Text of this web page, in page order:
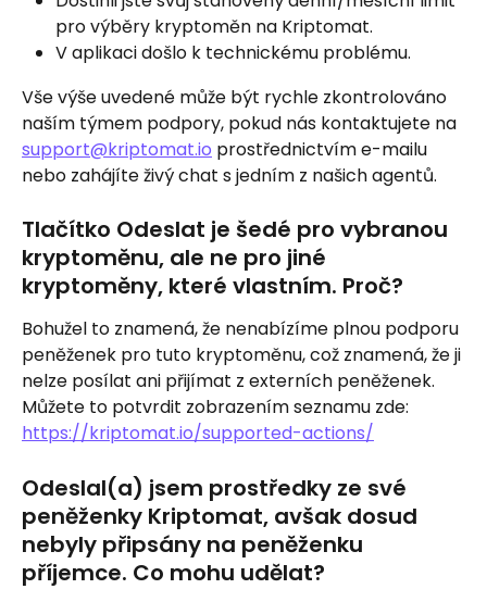
pro výběry kryptoměn na Kriptomat.
V aplikaci došlo k technickému problému.
Vše výše uvedené může být rychle zkontrolováno
naším týmem podpory, pokud nás kontaktujete na
support@kriptomat.io prostřednictvím e-mailu
nebo zahájíte živý chat s jedním z našich agentů.
Tlačítko Odeslat je šedé pro vybranou
kryptoměnu, ale ne pro jiné
kryptoměny, které vlastním. Proč?
Bohužel to znamená, že nenabízíme plnou podporu
peněženek pro tuto kryptoměnu, což znamená, že ji
nelze posílat ani přijímat z externích peněženek.
Můžete to potvrdit zobrazením seznamu zde:
https://kriptomat.io/supported-actions/
Odeslal(a) jsem prostředky ze své
peněženky Kriptomat, avšak dosud
nebyly připsány na peněženku
příjemce. Co mohu udělat?